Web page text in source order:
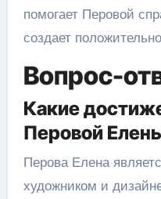
помогает Перовой
создает
Вопрос-
Какие
Перовой
Перова Елена
художником и